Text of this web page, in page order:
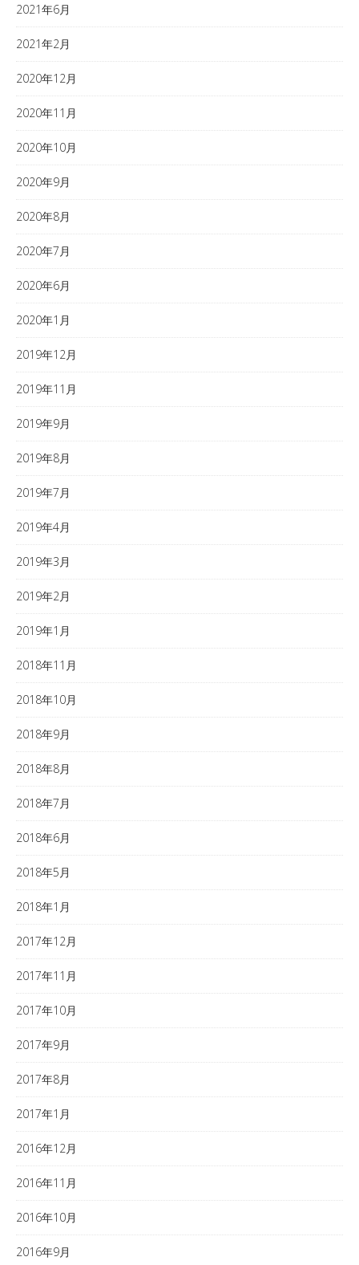
2021年6月
2021年2月
2020年12月
2020年11月
2020年10月
2020年9月
2020年8月
2020年7月
2020年6月
2020年1月
2019年12月
2019年11月
2019年9月
2019年8月
2019年7月
2019年4月
2019年3月
2019年2月
2019年1月
2018年11月
2018年10月
2018年9月
2018年8月
2018年7月
2018年6月
2018年5月
2018年1月
2017年12月
2017年11月
2017年10月
2017年9月
2017年8月
2017年1月
2016年12月
2016年11月
2016年10月
2016年9月